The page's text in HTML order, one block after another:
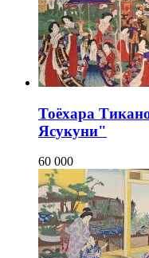
Тоёхара
Ясукуни"
60 000